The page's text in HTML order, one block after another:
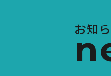
お知